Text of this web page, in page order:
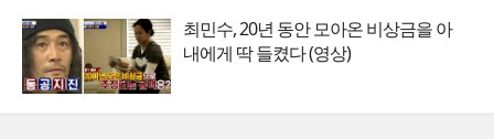
최민수, 20년 동안 모아온 비상금을 아
내에게 딱 들켰다 (영상)